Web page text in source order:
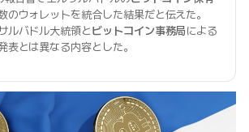
のウォレットを統合した結果だと伝えた。
ルバドル大統領とビットコイン事務局による
表とは異なる内容とした。